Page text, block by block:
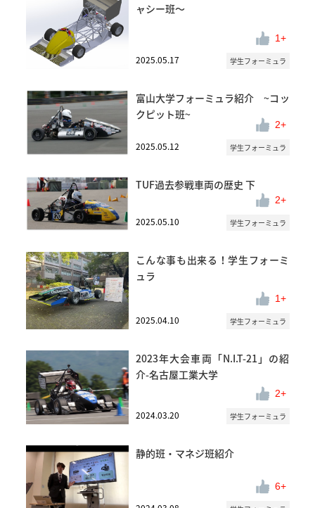
ャシー班～
2025.05.17 学生フォーミュラ
1
富山大学フォーミュラ紹介 ~コッ
クピット班~
2025.05.12 学生フォーミュラ
2
TUF過去参戦車両の歴史 下
2025.05.10 学生フォーミュラ
2
こんな事も出来る！学生フォーミ
ュラ
2025.04.10 学生フォーミュラ
1
2023年大会車両「N.I.T-21」の紹
介-名古屋工業大学
2024.03.20 学生フォーミュラ
2
静的班・マネジ班紹介
6